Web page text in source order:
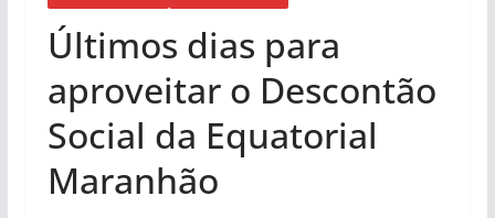
Últimos dias para
aproveitar o Descontão
Social da Equatorial
Maranhão